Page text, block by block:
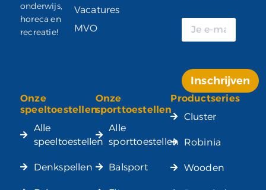
onderwijs,
horeca en
recreatie!
Vacatures
MVO
Inschrijven
Alternative:
Onze
speeltoestellen
Alle
speeltoestellen
Denkspellen
Onze
sporttoestellen
Alle
sporttoestellen
Balsport
Productseries
Cluster
Robinia
Wooden